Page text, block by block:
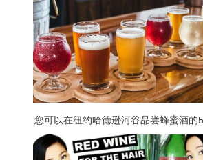
您可以在纽约哈德逊河谷品尝蜂蜜酒的
方